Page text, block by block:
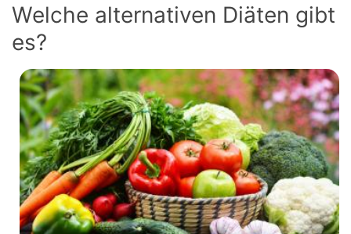
Welche alternativen Diäten gibt
es?